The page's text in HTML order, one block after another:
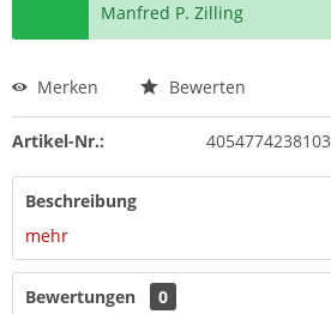
Manfred P. Zilling
Merken Bewerten
Artikel-Nr.: 4054774238103
Beschreibung
mehr
Bewertungen
0